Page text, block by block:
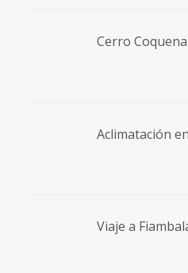
Cerro Coquena
Aclimatación
Viaje a